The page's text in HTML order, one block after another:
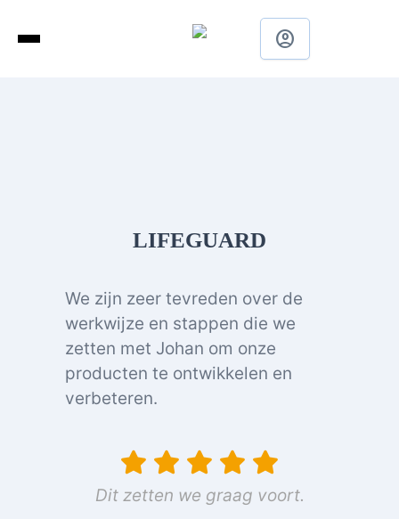
account_circle
LIFEGUARD
We zijn zeer tevreden over de
werkwijze en stappen die we
zetten met Johan om onze
producten te ontwikkelen en
verbeteren.
Dit zetten we graag voort.